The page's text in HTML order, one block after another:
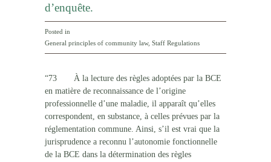
d’enquête.
Posted in
General principles of community law, Staff Regulations
“73 À la lecture des règles adoptées par la BCE
en matière de reconnaissance de l’origine
professionnelle d’une maladie, il apparaît qu’elles
correspondent, en substance, à celles prévues par la
réglementation commune. Ainsi, s’il est vrai que la
jurisprudence a reconnu l’autonomie fonctionnelle
de la BCE dans la détermination des règles